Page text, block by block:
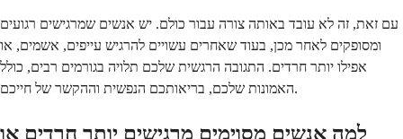
עם זאת, זה לא עובד באותה צורה עבור כולם. יש אנשים שמרגישים רגועים
ומסופקים לאחר מכן, בעוד שאחרים עשויים להרגיש עייפים, אשמים, או
אפילו יותר חרדים. התגובה הרגשית שלכם תלויה בגורמים רבים, כולל
האמונות שלכם, בריאותכם הנפשית וההקשר של חייכם.
למה אנשים מסוימים מרגישים יותר חרדים או